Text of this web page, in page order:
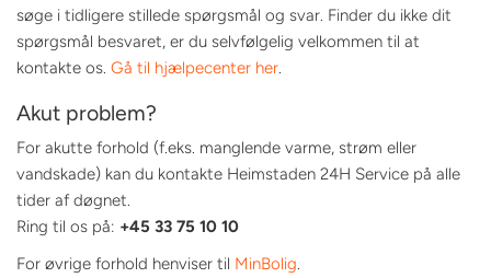
søge i tidligere stillede spørgsmål og svar. Finder du ikke dit
spørgsmål besvaret, er du selvfølgelig velkommen til at
kontakte os. Gå til hjælpecenter her.
Akut problem?
For akutte forhold (f.eks. manglende varme, strøm eller
vandskade) kan du kontakte Heimstaden 24H Service på alle
tider af døgnet.
Ring til os på: +45 33 75 10 10
For øvrige forhold henviser til MinBolig.